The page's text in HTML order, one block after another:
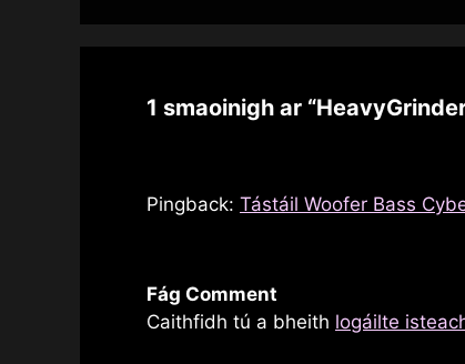
1 smaoinigh ar
Pingback: Tástáil Woofer Bass
Fág Comment
Caithfidh tú a bheith logáilte